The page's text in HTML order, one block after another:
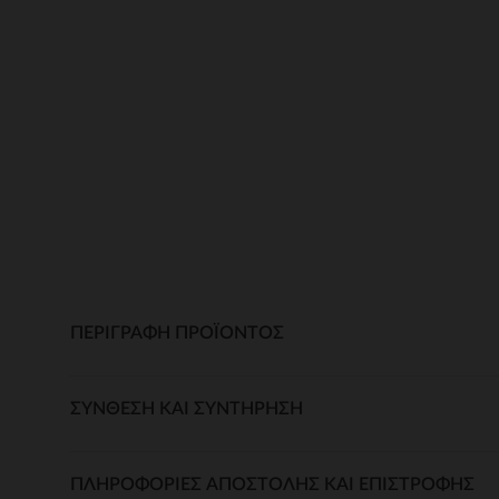
ΠΕΡΙΓΡΑΦΉ ΠΡΟΪΌΝΤΟΣ
ΣΎΝΘΕΣΗ ΚΑΙ ΣΥΝΤΉΡΗΣΗ
ΠΛΗΡΟΦΟΡΊΕΣ ΑΠΟΣΤΟΛΉΣ ΚΑΙ ΕΠΙΣΤΡΟΦΉΣ